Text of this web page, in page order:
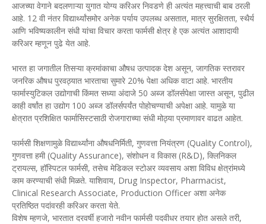
आजच्या वेगाने बदलणाऱ्या युगात योग्य करिअर निवडणे ही अत्यंत महत्त्वाची बाब ठरली
आहे. 12 वी नंतर विद्यार्थ्यांसमोर अनेक पर्याय उपलब्ध असतात, मात्र सुरक्षितता, स्थैर्य
आणि भविष्यकालीन संधी यांचा विचार करता फार्मसी क्षेत्र हे एक अत्यंत आशादायी
करिअर म्हणून पुढे येत आहे.
भारत हा जगातील तिसऱ्या क्रमांकाचा औषध उत्पादक देश असून, जागतिक स्तरावर
जनरिक औषध पुरवठ्यात भारताचा सुमारे 20% पेक्षा अधिक वाटा आहे. भारतीय
फार्मास्युटिकल उद्योगाची किंमत सध्या अंदाजे 50 अब्ज डॉलर्सपेक्षा जास्त असून, पुढील
काही वर्षांत हा उद्योग 100 अब्ज डॉलर्सपर्यंत पोहोचण्याची अपेक्षा आहे. यामुळे या
क्षेत्रात प्रशिक्षित फार्मासिस्टसाठी रोजगाराच्या संधी मोठ्या प्रमाणावर वाढत आहेत.
फार्मसी शिक्षणामुळे विद्यार्थ्यांना औषधनिर्मिती, गुणवत्ता नियंत्रण (Quality Control),
गुणवत्ता हमी (Quality Assurance), संशोधन व विकास (R&D), क्लिनिकल
ट्रायल्स, हॉस्पिटल फार्मसी, तसेच मेडिकल स्टोअर व्यवसाय अशा विविध क्षेत्रांमध्ये
काम करण्याची संधी मिळते. याशिवाय, Drug Inspector, Pharmacist,
Clinical Research Associate, Production Officer अशा अनेक
प्रतिष्ठित पदांवरही करिअर करता येते.
विशेष म्हणजे, भारतात दरवर्षी हजारो नवीन फार्मसी पदवीधर तयार होत असले तरी,